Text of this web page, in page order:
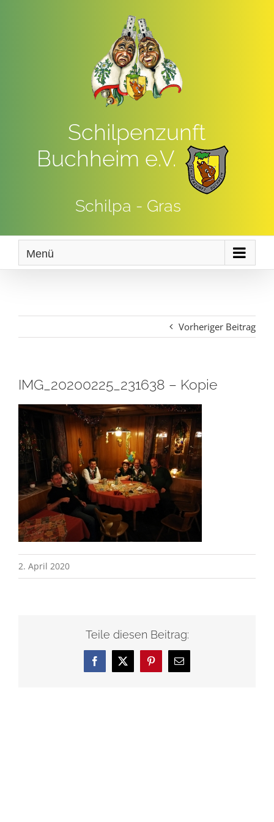
Schilpenzunft
Buchheim e.V.
Schilpa - Gras
Menü
Vorheriger Beitrag
IMG_20200225_231638 – Kopie
2. April 2020
Teile diesen Beitrag:
Facebook
X Pinterest
E-
Mail